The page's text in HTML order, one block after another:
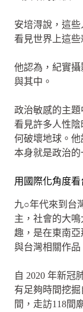
安培淂說，這
看見世界上這些
他認為，紀實
與其中。
政治敏感的主
看見許多人性
何破壞地球。
本身就是政治的
用國際化角度看
九○年代來到台
主，社會的大
趣，是在東南
與台灣相關作品
自 2020 年新冠
有足夠時間挖
間，走訪118間